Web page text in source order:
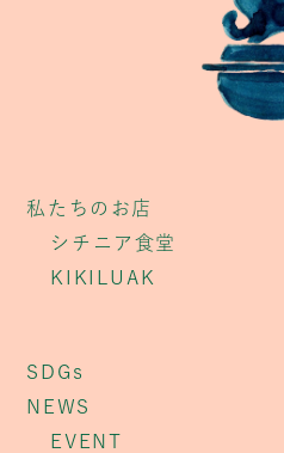
私たちのお店
シチニア食堂
KIKILUAK
SDGs
NEWS
EVENT